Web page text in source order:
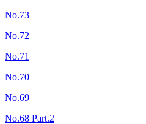
No.73
No.72
No.71
No.70
No.69
No.68 Part.2